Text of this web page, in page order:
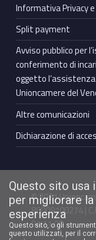
Informativa Privacy e
Split payment
Avviso pubblico per
conferimento di
oggetto
Unioncamere del
Altre comunicazioni
Dichiarazione di
© 2021
80009100274 |
94.11.00
Questo sito usa
per migliorare la
esperienza
Questo sito, o gli
questo utilizzati, per il